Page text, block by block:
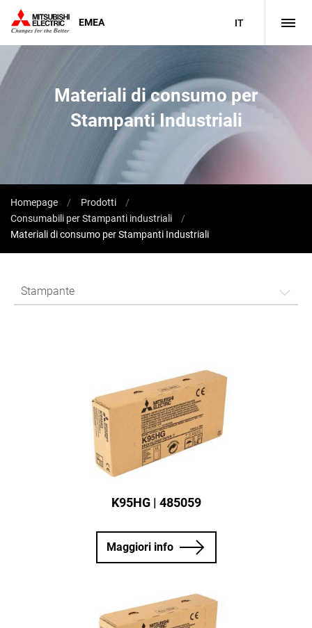
EMEA IT
Materiali di consumo per
Stampanti Industriali
Homepage
Prodotti
Consumabili per Stampanti industriali
Materiali di consumo per Stampanti Industriali
Stampante
K95HG | 485059
Maggiori info